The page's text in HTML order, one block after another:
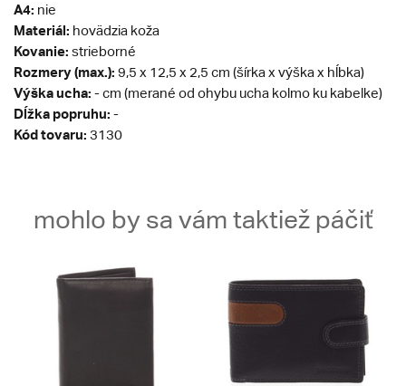
A4: nie
Materiál: hovädzia koža
Kovanie: strieborné
Rozmery (max.): 9,5 x 12,5 x 2,5 cm (šírka x výška x hĺbka)
Výška ucha: - cm (merané od ohybu ucha kolmo ku kabelke)
Dĺžka popruhu: -
Kód tovaru: 3130
mohlo by sa vám taktiež páčiť